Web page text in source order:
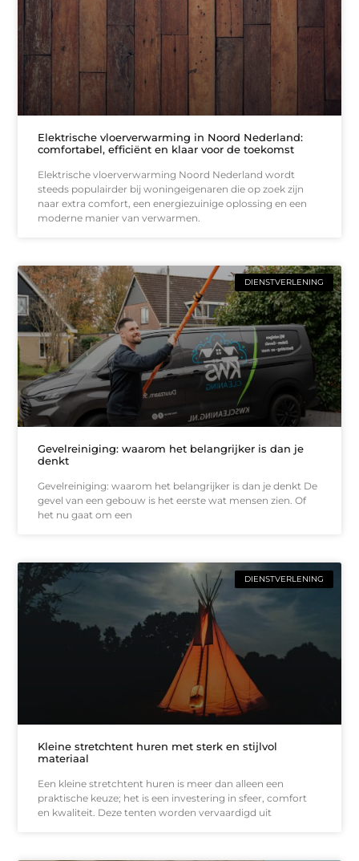
Elektrische vloerverwarming in Noord Nederland:
comfortabel, efficiënt en klaar voor de toekomst
Elektrische vloerverwarming Noord Nederland wordt
steeds populairder bij woningeigenaren die op zoek zijn
naar extra comfort, een energiezuinige oplossing en een
moderne manier van verwarmen.
DIENSTVERLENING
Gevelreiniging: waarom het belangrijker is dan je
denkt
Gevelreiniging: waarom het belangrijker is dan je denkt De
gevel van een gebouw is het eerste wat mensen zien. Of
het nu gaat om een
DIENSTVERLENING
Kleine stretchtent huren met sterk en stijlvol
materiaal
Een kleine stretchtent huren is meer dan alleen een
praktische keuze; het is een investering in sfeer, comfort
en kwaliteit. Deze tenten worden vervaardigd uit